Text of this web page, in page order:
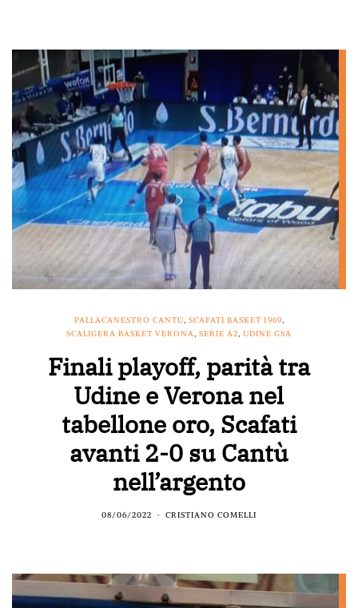
PALLACANESTRO CANTÙ, SCAFATI BASKET 1969,
SCALIGERA BASKET VERONA, SERIE A2, UDINE GSA
Finali playoff, parità tra
Udine e Verona nel
tabellone oro, Scafati
avanti 2-0 su Cantù
nell’argento
08/06/2022 CRISTIANO COMELLI